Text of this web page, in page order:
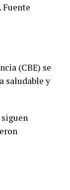
Fuente
(CBE) se
saludable y